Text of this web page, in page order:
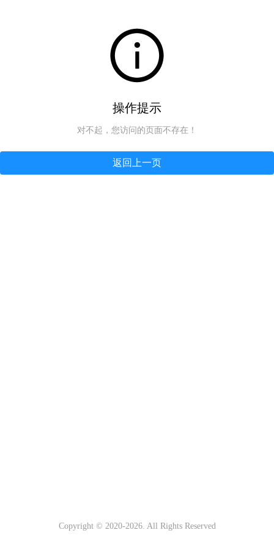
操作提示
对不起，您访问的页面不存在！
返回上一页
Copyright © 2020-2026. All Rights Reserved